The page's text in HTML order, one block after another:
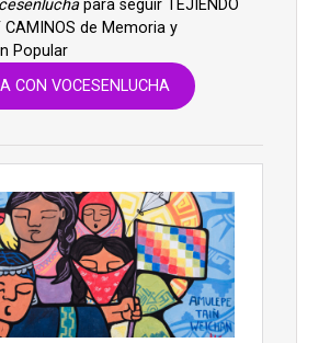
para seguir TEJIENDO
CAMINOS de Memoria y
Popular
CON VOCESENLUCHA